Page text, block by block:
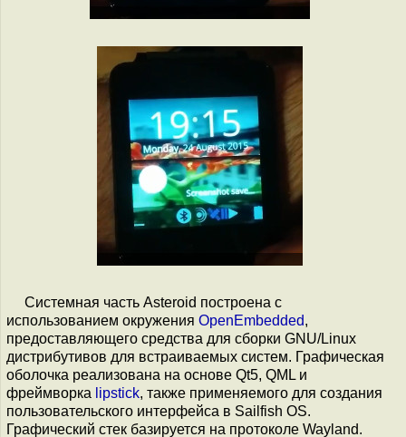
Системная часть Asteroid построена с
использованием окружения OpenEmbedded,
предоставляющего средства для сборки GNU/Linux
дистрибутивов для встраиваемых систем. Графическая
оболочка реализована на основе Qt5, QML и
фреймворка lipstick, также применяемого для создания
пользовательского интерфейса в Sailfish OS.
Графический стек базируется на протоколе Wayland.